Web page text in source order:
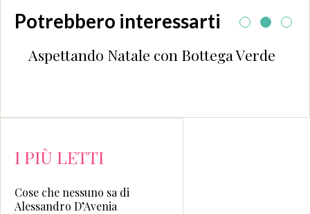
Potrebbero interessarti
Aspettando Natale con Bottega Verde
I PIÙ LETTI
Cose che nessuno sa di
Alessandro D’Avenia